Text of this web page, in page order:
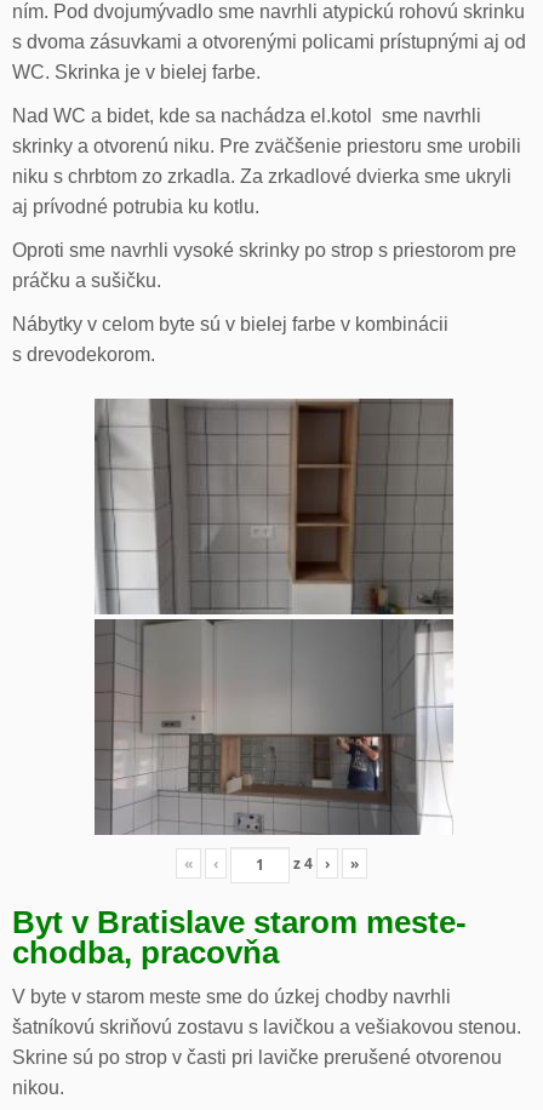
ním. Pod dvojumývadlo sme navrhli atypickú rohovú skrinku
s dvoma zásuvkami a otvorenými policami prístupnými aj od
WC. Skrinka je v bielej farbe.
Nad WC a bidet, kde sa nachádza el.kotol sme navrhli
skrinky a otvorenú niku. Pre zväčšenie priestoru sme urobili
niku s chrbtom zo zrkadla. Za zrkadlové dvierka sme ukryli
aj prívodné potrubia ku kotlu.
Oproti sme navrhli vysoké skrinky po strop s priestorom pre
práčku a sušičku.
Nábytky v celom byte sú v bielej farbe v kombinácii
s drevodekorom.
« ‹ z4 › »
Byt v Bratislave starom meste-
chodba, pracovňa
V byte v starom meste sme do úzkej chodby navrhli
šatníkovú skriňovú zostavu s lavičkou a vešiakovou stenou.
Skrine sú po strop v časti pri lavičke prerušené otvorenou
nikou.